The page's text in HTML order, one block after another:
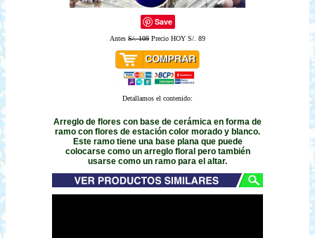
Save
Antes S/. 109 Precio HOY S/. 89
Detallamos el contenido:
Arreglo de flores con base de cerámica en forma de
ramo con flores de estación color morado y blanco.
Este ramo tiene una base plana que puede
colocarse como un arreglo floral pero también
usarse como un ramo para el altar.